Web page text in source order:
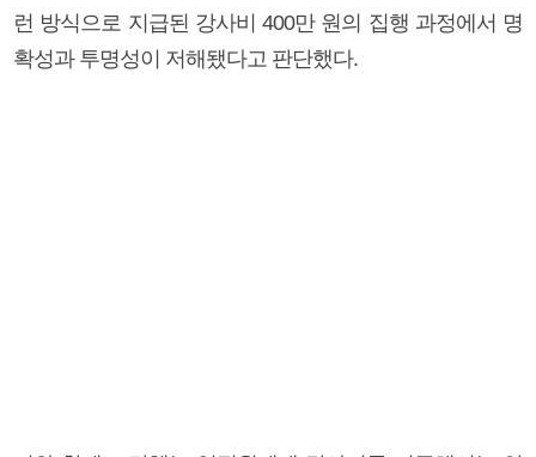
런 방식으로 지급된 강사비 400만 원의 집행 과정에서 명
확성과 투명성이 저해됐다고 판단했다.